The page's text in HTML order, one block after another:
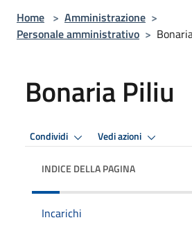
Home > Amministrazione >
Personale amministrativo >
Bonaria Piliu
Condividi Vedi azioni
INDICE DELLA PAGINA
Incarichi